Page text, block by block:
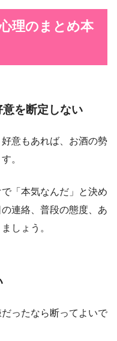
理のまとめ本
を断定しない
意もあれば、お酒の勢
。
「本気なんだ」と決め
連絡、普段の態度、あ
しょう。
ったなら断ってよいで